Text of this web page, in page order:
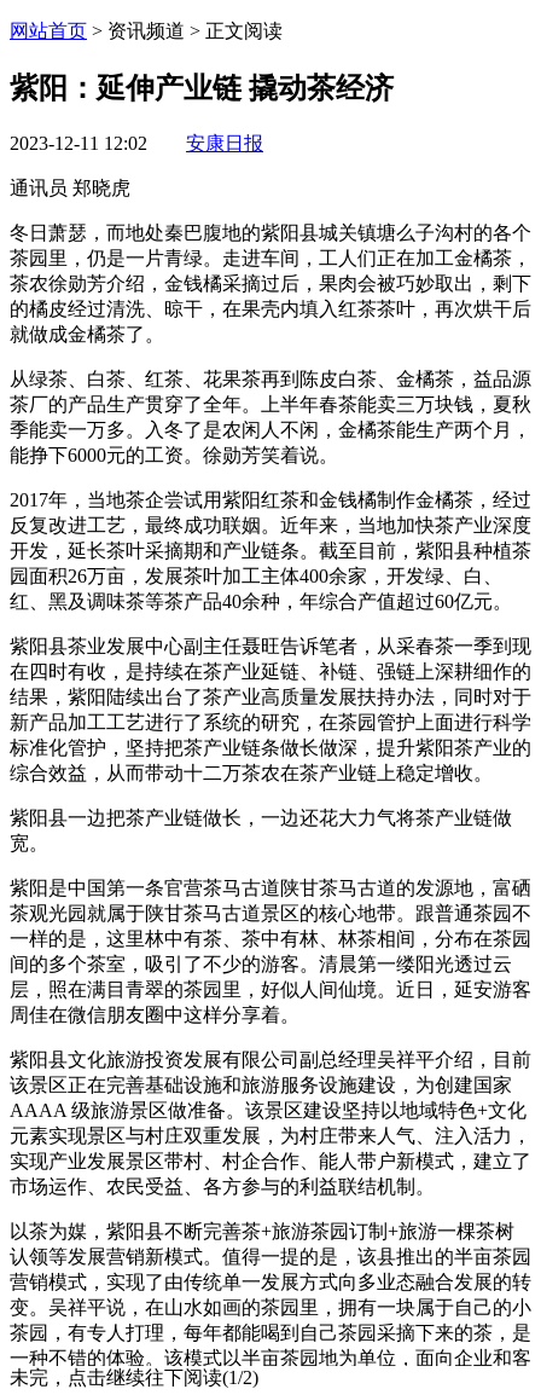
网站首页 > 资讯频道 > 正文阅读
紫阳：延伸产业链 撬动茶经济
2023-12-11 12:02 安康日报
通讯员 郑晓虎
冬日萧瑟，而地处秦巴腹地的紫阳县城关镇塘么子沟村的各个
茶园里，仍是一片青绿。走进车间，工人们正在加工金橘茶，
茶农徐勋芳介绍，金钱橘采摘过后，果肉会被巧妙取出，剩下
的橘皮经过清洗、晾干，在果壳内填入红茶茶叶，再次烘干后
就做成金橘茶了。
从绿茶、白茶、红茶、花果茶再到陈皮白茶、金橘茶，益品源
茶厂的产品生产贯穿了全年。上半年春茶能卖三万块钱，夏秋
季能卖一万多。入冬了是农闲人不闲，金橘茶能生产两个月，
能挣下6000元的工资。徐勋芳笑着说。
2017年，当地茶企尝试用紫阳红茶和金钱橘制作金橘茶，经过
反复改进工艺，最终成功联姻。近年来，当地加快茶产业深度
开发，延长茶叶采摘期和产业链条。截至目前，紫阳县种植茶
园面积26万亩，发展茶叶加工主体400余家，开发绿、白、
红、黑及调味茶等茶产品40余种，年综合产值超过60亿元。
紫阳县茶业发展中心副主任聂旺告诉笔者，从采春茶一季到现
在四时有收，是持续在茶产业延链、补链、强链上深耕细作的
结果，紫阳陆续出台了茶产业高质量发展扶持办法，同时对于
新产品加工工艺进行了系统的研究，在茶园管护上面进行科学
标准化管护，坚持把茶产业链条做长做深，提升紫阳茶产业的
综合效益，从而带动十二万茶农在茶产业链上稳定增收。
紫阳县一边把茶产业链做长，一边还花大力气将茶产业链做
宽。
紫阳是中国第一条官营茶马古道陕甘茶马古道的发源地，富硒
茶观光园就属于陕甘茶马古道景区的核心地带。跟普通茶园不
一样的是，这里林中有茶、茶中有林、林茶相间，分布在茶园
间的多个茶室，吸引了不少的游客。清晨第一缕阳光透过云
层，照在满目青翠的茶园里，好似人间仙境。近日，延安游客
周佳在微信朋友圈中这样分享着。
紫阳县文化旅游投资发展有限公司副总经理吴祥平介绍，目前
该景区正在完善基础设施和旅游服务设施建设，为创建国家
AAAA 级旅游景区做准备。该景区建设坚持以地域特色+文化
元素实现景区与村庄双重发展，为村庄带来人气、注入活力，
实现产业发展景区带村、村企合作、能人带户新模式，建立了
市场运作、农民受益、各方参与的利益联结机制。
以茶为媒，紫阳县不断完善茶+旅游茶园订制+旅游一棵茶树
认领等发展营销新模式。值得一提的是，该县推出的半亩茶园
营销模式，实现了由传统单一发展方式向多业态融合发展的转
变。吴祥平说，在山水如画的茶园里，拥有一块属于自己的小
茶园，有专人打理，每年都能喝到自己茶园采摘下来的茶，是
一种不错的体验。该模式以半亩茶园地为单位，面向企业和客
户进行销售认领，企业认领半亩茶园后，可以获得到茶园旅游
未完，点击继续往下阅读(1/2)